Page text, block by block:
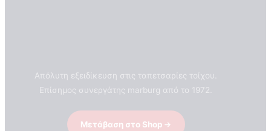
Απόλυτη εξειδίκευση στις ταπετσαρίες τοίχου.
Επίσημος συνεργάτης marburg από το 1972.
Μετάβαση στο Shop